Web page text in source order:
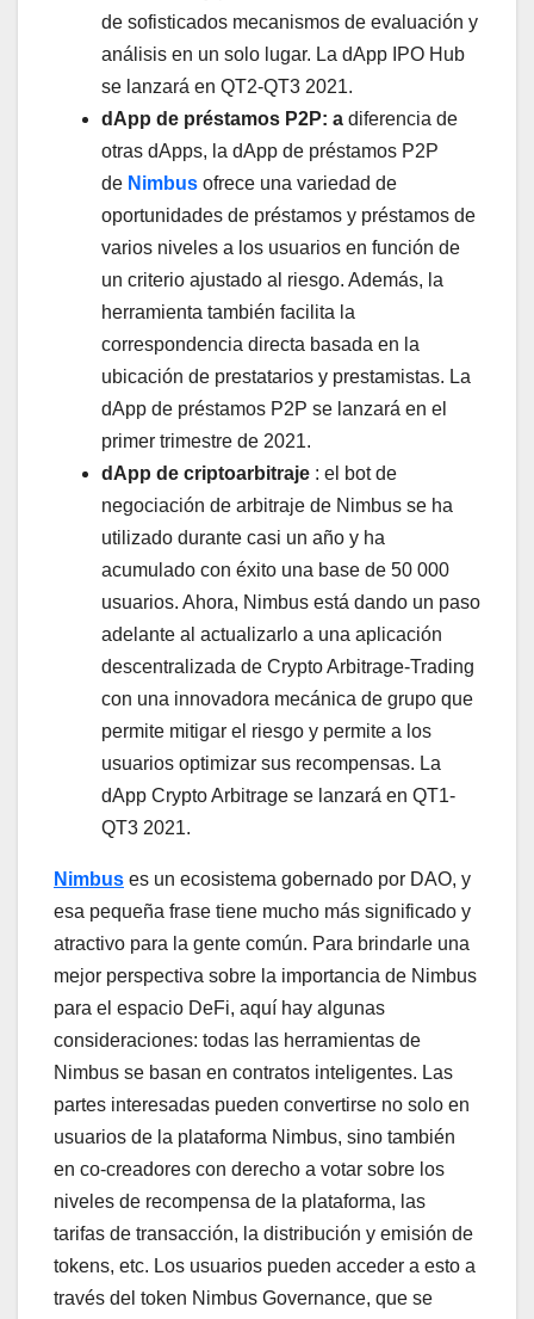
de sofisticados mecanismos de evaluación y
análisis en un solo lugar. La dApp IPO Hub
se lanzará en QT2-QT3 2021.
dApp de préstamos P2P: a diferencia de
otras dApps, la dApp de préstamos P2P
de Nimbus ofrece una variedad de
oportunidades de préstamos y préstamos de
varios niveles a los usuarios en función de
un criterio ajustado al riesgo. Además, la
herramienta también facilita la
correspondencia directa basada en la
ubicación de prestatarios y prestamistas. La
dApp de préstamos P2P se lanzará en el
primer trimestre de 2021.
dApp de criptoarbitraje : el bot de
negociación de arbitraje de Nimbus se ha
utilizado durante casi un año y ha
acumulado con éxito una base de 50 000
usuarios. Ahora, Nimbus está dando un paso
adelante al actualizarlo a una aplicación
descentralizada de Crypto Arbitrage-Trading
con una innovadora mecánica de grupo que
permite mitigar el riesgo y permite a los
usuarios optimizar sus recompensas. La
dApp Crypto Arbitrage se lanzará en QT1-
QT3 2021.
Nimbus es un ecosistema gobernado por DAO, y
esa pequeña frase tiene mucho más significado y
atractivo para la gente común. Para brindarle una
mejor perspectiva sobre la importancia de Nimbus
para el espacio DeFi, aquí hay algunas
consideraciones: todas las herramientas de
Nimbus se basan en contratos inteligentes. Las
partes interesadas pueden convertirse no solo en
usuarios de la plataforma Nimbus, sino también
en co-creadores con derecho a votar sobre los
niveles de recompensa de la plataforma, las
tarifas de transacción, la distribución y emisión de
tokens, etc. Los usuarios pueden acceder a esto a
través del token Nimbus Governance, que se